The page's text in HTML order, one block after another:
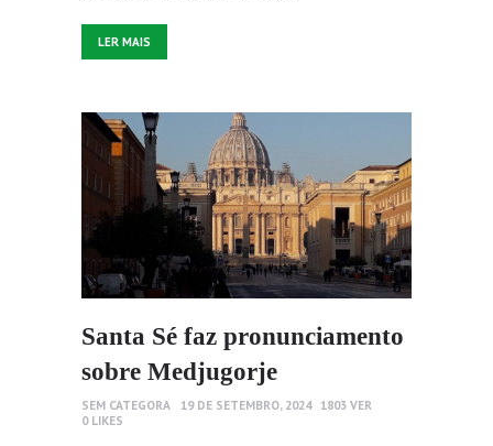
LER MAIS
Santa Sé faz pronunciamento
sobre Medjugorje
SEM CATEGORA 19 DE SETEMBRO, 2024 1803 VER
0 LIKES